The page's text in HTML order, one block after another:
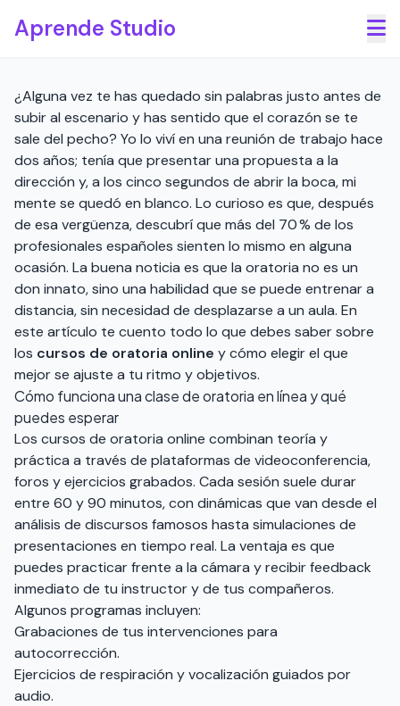
Aprende Studio
¿Alguna vez te has quedado sin palabras justo antes de
subir al escenario y has sentido que el corazón se te
sale del pecho? Yo lo viví en una reunión de trabajo hace
dos años; tenía que presentar una propuesta a la
dirección y, a los cinco segundos de abrir la boca, mi
mente se quedó en blanco. Lo curioso es que, después
de esa vergüenza, descubrí que más del 70 % de los
profesionales españoles sienten lo mismo en alguna
ocasión. La buena noticia es que la oratoria no es un
don innato, sino una habilidad que se puede entrenar a
distancia, sin necesidad de desplazarse a un aula. En
este artículo te cuento todo lo que debes saber sobre
los cursos de oratoria online y cómo elegir el que
mejor se ajuste a tu ritmo y objetivos.
Cómo funciona una clase de oratoria en línea y qué
puedes esperar
Los cursos de oratoria online combinan teoría y
práctica a través de plataformas de videoconferencia,
foros y ejercicios grabados. Cada sesión suele durar
entre 60 y 90 minutos, con dinámicas que van desde el
análisis de discursos famosos hasta simulaciones de
presentaciones en tiempo real. La ventaja es que
puedes practicar frente a la cámara y recibir feedback
inmediato de tu instructor y de tus compañeros.
Algunos programas incluyen:
Grabaciones de tus intervenciones para
autocorrección.
Ejercicios de respiración y vocalización guiados por
audio.